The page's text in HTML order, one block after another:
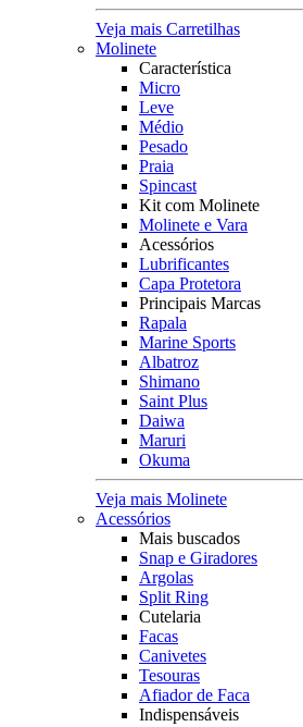
Veja mais Carretilhas
Molinete
Característica
Micro
Leve
Médio
Pesado
Praia
Spincast
Kit com Molinete
Molinete e Vara
Acessórios
Lubrificantes
Capa Protetora
Principais Marcas
Rapala
Marine Sports
Albatroz
Shimano
Saint Plus
Daiwa
Maruri
Okuma
Veja mais Molinete
Acessórios
Mais buscados
Snap e Giradores
Argolas
Split Ring
Cutelaria
Facas
Canivetes
Tesouras
Afiador de Faca
Indispensáveis